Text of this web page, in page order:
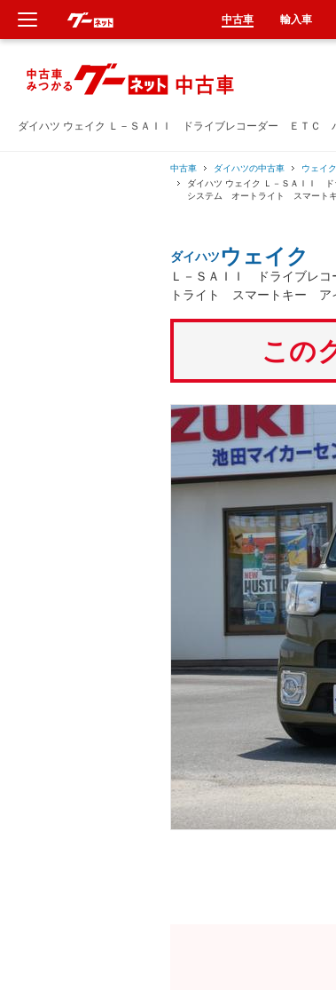
ダイハツ ウェイク Ｌ－ＳＡＩＩ ドライブレコーダー ＥＴＣ
中古車 ダイハツの中古車 ウェイ
ダイハツ ウェイク Ｌ－ＳＡＩＩ
システム オートライト スマート
ダイハツウェイク
Ｌ－ＳＡＩＩ ドライブレ
トライト スマートキー ア
この
中古車 輸入車
新車
中古車